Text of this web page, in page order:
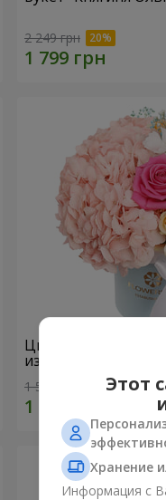
2 249 грн
Цветы в коробке
избежать"
1 599 грн
Этот
Хранение
Информация с